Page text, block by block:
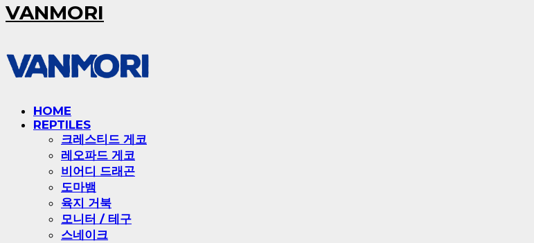
VANMORI
HOME
REPTILES
크레스티드 게코
레오파드 게코
비어디 드래곤
도마뱀
육지 거북
모니터 / 테구
스네이크